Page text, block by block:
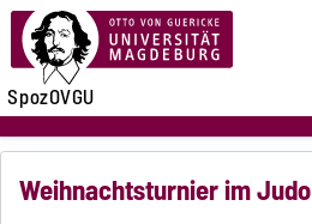
SpozOVGU
Weihnachtsturnier im Judo